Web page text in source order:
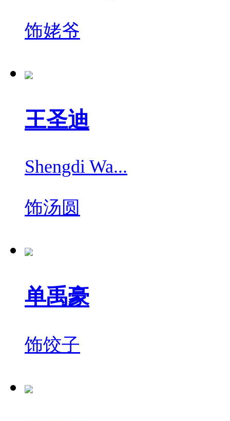
饰姥爷
王圣迪
Shengdi Wa...
饰汤圆
单禹豪
饰饺子